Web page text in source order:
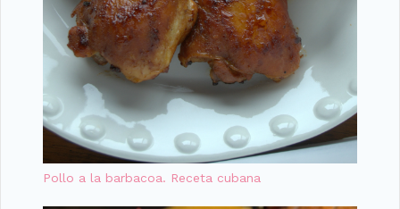
Pollo a la barbacoa. Receta cubana